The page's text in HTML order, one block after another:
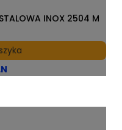
INOX 2504 M